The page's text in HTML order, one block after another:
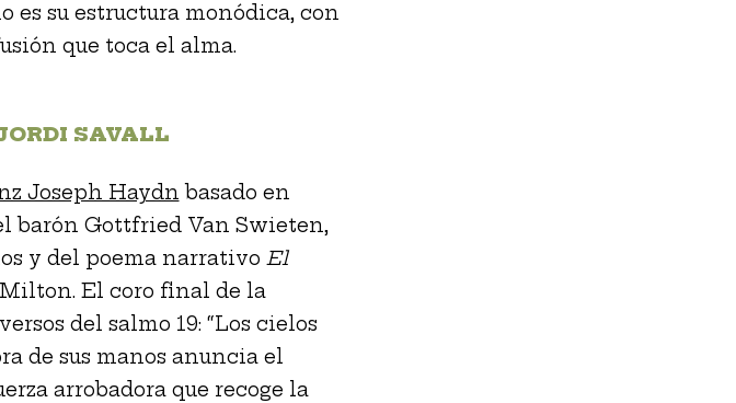
su estructura monódica, con
que toca el alma.
SAVALL
Joseph Haydn basado en
barón Gottfried Van Swieten,
y del poema narrativo El
El coro final de la
del salmo 19: “Los cielos
de sus manos anuncia el
arrobadora que recoge la